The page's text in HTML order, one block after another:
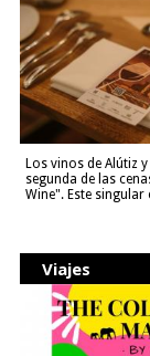
Los vinos de Alútiz
segunda de las
Wine". Este
Viajes